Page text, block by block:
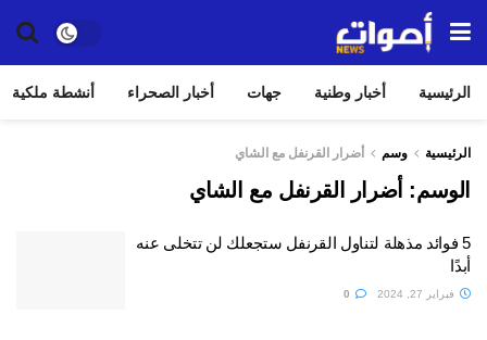
الرئيسية أخبار وطنية جهات أخبار الصحراء أنشطة ملكية
الرئيسية وسم أضرار القرنفل مع الشاي
الوسم: أضرار القرنفل مع الشاي
5 فوائد مذهلة لتناول القرنفل ستجعلك لن تتخلى عنه
أبدًا
فبراير 27, 2024